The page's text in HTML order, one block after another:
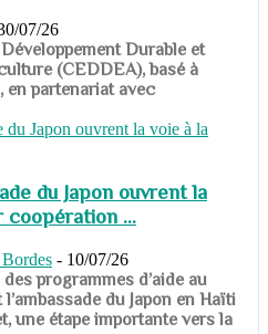
07/26
Durable et
(CEDDEA), basé à
en partenariat avec
du Japon ouvrent la
coopération ...
- 10/07/26
programmes d’aide au
du Japon en Haïti
une étape importante vers la